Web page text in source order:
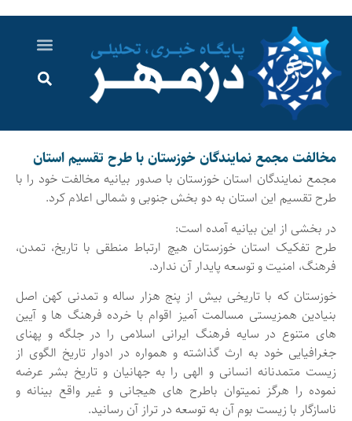
مخالفت مجمع نمایندگان خوزستان با طرح تقسیم استان
مجمع نمایندگان استان خوزستان با صدور بیانیه مخالفت خود را با
طرح تقسیم این استان به دو بخش جنوبی و شمالی اعلام کرد.
در بخشی از این بیانیه آمده است:
طرح تفکیک استان خوزستان هیچ ارتباط منطقی با تاریخ، تمدن،
فرهنگ، امنیت و توسعه پایدار آن ندارد.
خوزستان که با تاریخی بیش از پنج هزار ساله و تمدنی کهن اصل
بنیادین همزیستی مسالمت‌ آمیز اقوام با خرده فرهنگ ها و آیین
های متنوع در سایه فرهنگ ایرانی اسلامی را در جلگه و پهنای
جغرافیایی خود به ارث گذاشته و همواره در ادوار تاریخ الگوی از
زیست متمدنانه انسانی و الهی را به جهانیان و تاریخ بشر عرضه
نموده را هرگز نمیتوان باطرح های هیجانی و غیر واقع بینانه و
ناسازگار با زیست بوم آن به توسعه در تراز آن رسانید.